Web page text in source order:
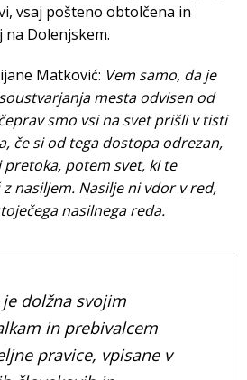
vsaj pošteno obtolčena in
na Dolenjskem.
Matković: Vem samo, da je
mesta odvisen od
smo vsi na svet prišli v tisti
če si od tega dostopa odrezan,
potem svet, ki te
nasiljem. Nasilje ni vdor v red,
nasilnega reda.
je dolžna svojim
in prebivalcem
pravice, vpisane v